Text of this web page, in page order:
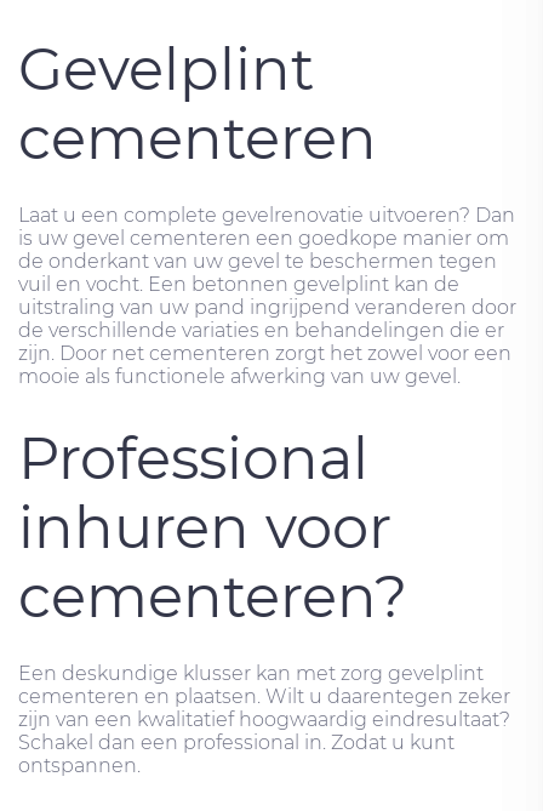
Gevelplint
cementeren
Laat u een complete gevelrenovatie uitvoeren? Dan
is uw gevel cementeren een goedkope manier om
de onderkant van uw gevel te beschermen tegen
vuil en vocht. Een betonnen gevelplint kan de
uitstraling van uw pand ingrijpend veranderen door
de verschillende variaties en behandelingen die er
zijn. Door net cementeren zorgt het zowel voor een
mooie als functionele afwerking van uw gevel.
Professional
inhuren voor
cementeren?
Een deskundige klusser kan met zorg gevelplint
cementeren en plaatsen. Wilt u daarentegen zeker
zijn van een kwalitatief hoogwaardig eindresultaat?
Schakel dan een professional in. Zodat u kunt
ontspannen.